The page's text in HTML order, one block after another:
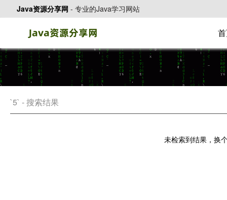
Java资源分享网 - 专业的Java学习网站
`5` - 搜索结果
未检索到结果，换